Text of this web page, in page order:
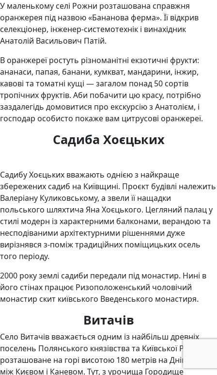
У маленькому селі Рожни розташована справжня
оранжерея під назвою «Бананова ферма». Її відкрив
селекціонер, інженер-системотехнік і винахідник
Анатолій Васильович Патій.
В оранжереї ростуть різноманітні екзотичні фрукти:
ананаси, папая, банани, кумкват, мандарини, інжир,
кавові та томатні кущі — загалом понад 50 сортів
тропічних фруктів. Аби побачити цю красу, потрібно
заздалегідь домовитися про екскурсію з Анатолієм, і
господар особисто покаже вам цитрусові оранжереї.
Садиба Хоєцьких
Садибу Хоєцьких вважають однією з найкраще
збережених садиб на Київщині. Проєкт будівлі належить
Валеріану Куликовському, а звели її нащадки
польського шляхтича Яна Хоєцького. Цегляний палац у
стилі модерн із характерними балконами, верандою та
несподіваними архітектурними рішеннями дуже
вирізнявся з-поміж традиційних поміщицьких осель
того періоду.
2000 року землі садиби передали під монастир. Нині в
його стінах працює Ризоположенський чоловічий
монастир скит київського Введенського монастиря.
Витачів
Село Витачів вважається одним із найбільш древніх
поселень Полянського князівства та Київської Русі. Воно
розташоване на горі висотою 180 метрів на Дніпром
між Києвом і Каневом. Тут, з урочища Городище